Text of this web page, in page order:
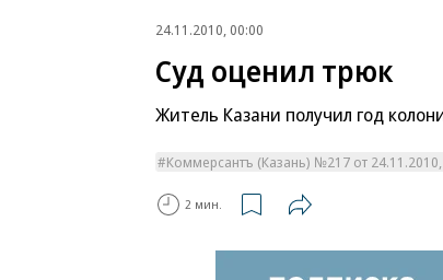
24.11.2010, 00:00
Суд оценил трюк
Житель Казани получил год
Коммерсантъ (Казань) №217 от 24.11.2010,
2 мин.